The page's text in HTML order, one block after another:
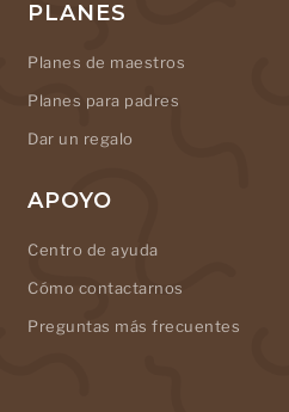
PLANES
Planes de maestros
Planes para padres
Dar un regalo
APOYO
Centro de ayuda
Cómo contactarnos
Preguntas más frecuentes